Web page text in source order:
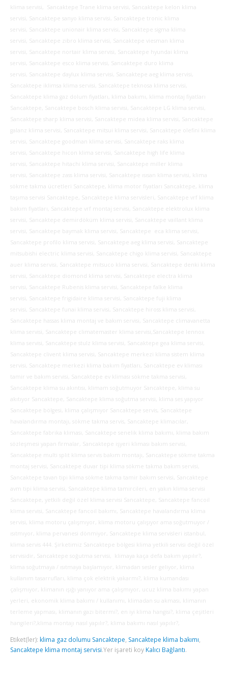
klima servisi, Sancaktepe Trane klima servisi, Sancaktepe kelon klima
servisi, Sancaktepe sanyo klima servisi, Sancaktepe tronic klima
servisi, Sancaktepe unionair klima servisi, Sancaktepe sigma klima
servisi, Sancaktepe zibro klima servisi, Sancaktepe viesman klima
servisi, Sancaktepe nortair klima servisi, Sancaktepe hyundai klima
servisi, Sancaktepe esco klima servisi, Sancaktepe duro klima
servisi, Sancaktepe daylux klima servisi, Sancaktepe aeg klima servisi,
Sancaktepe iklimsa klima servisi, Sancaktepe teknosa klima servisi,
Sancaktepe klima gaz dolum fiyatları, klima bakımı, klima montaj fiyatları
Sancaktepe, Sancaktepe bosch klima servisi, Sancaktepe LG klima servisi,
Sancaktepe sharp klima servisi, Sancaktepe midea klima servisi, Sancaktepe
galanz klima servisi, Sancaktepe mitsui klima servisi, Sancaktepe olefini klima
servisi, Sancaktepe goodman klima servisi, Sancaktepe raks klima
servisi, Sancaktepe hicon klima servisi, Sancaktepe high life klima
servisi, Sancaktepe hitachi klima servisi, Sancaktepe miller klima
servisi, Sancaktepe zass klima servisi, Sancaktepe ısısan klima servisi, klima
sökme takma ücretleri Sancaktepe, klima motor fiyatları Sancaktepe, klima
taşıma servisi Sancaktepe, Sancaktepe klima servisleri, Sancaktepe vrf klima
bakım fiyatları, Sancaktepe vrf montaj servisi, Sancaktepe elektrolux klima
servisi, Sancaktepe demirdöküm klima servisi, Sancaktepe vaillant klima
servisi, Sancaktepe baymak klima servisi, Sancaktepe eca klima servisi,
Sancaktepe profilo klima servisi, Sancaktepe aeg klima servisi, Sancaktepe
mitsubishi electric klima servisi, Sancaktepe chigo klima servisi, Sancaktepe
auer klima servisi, Sancaktepe mitsuco klima servisi, Sancaktepe denki klima
servisi, Sancaktepe diomond klima servisi, Sancaktepe electra klima
servisi, Sancaktepe Rubenis klima servisi, Sancaktepe falke klima
servisi, Sancaktepe frigidaire klima servisi, Sancaktepe fuji klima
servisi, Sancaktepe funai klima servisi, Sancaktepe hiross klima servisi,
Sancaktepe hassas klima montaj ve bakım servisi, Sancaktepe climavanetta
klima servisi, Sancaktepe climatemaster klima servisi,Sancaktepe lennox
klima servisi, Sancaktepe stulz klima servisi, Sancaktepe gea klima servisi,
Sancaktepe clivent klima servisi, Sancaktepe merkezi klima sistem klima
servisi, Sancaktepe merkezi klima bakım fiyatları, Sancaktepe ev kliması
tamir ve bakım servisi, Sancaktepe ev kliması sökme takma servisi,
Sancaktepe klima su akıntısı, klimam soğutmuyor Sancaktepe, klima su
akıtıyor Sancaktepe, Sancaktepe klima soğutma servisi, klima ses yapıyor
Sancaktepe bölgesi, klima çalışmıyor Sancaktepe servis, Sancaktepe
havalandırma montajı, sökme takma servis, Sancaktepe klimacılar,
Sancaktepe fabrika kliması, Sancaktepe senelik klima bakımı, klima bakım
sözleşmesi yapan firmalar, Sancaktepe işyeri kliması bakım servisi,
Sancaktepe multi split klima servis bakım montajı, Sancaktepe sökme takma
montaj servisi, Sancaktepe duvar tipi klima sökme takma bakım servisi,
Sancaktepe tavan tipi klima sökme takma tamir bakım servisi, Sancaktepe
avm tipi klima servisi, Sancaktepe klima tamircileri, en yakın klima servisi
Sancaktepe, yetkili değil özel klima servisi Sancaktepe, Sancaktepe fancoil
klima servisi, Sancaktepe fancoil bakımı, Sancaktepe havalandırma klima
servisi, klima motoru çalışmıyor, klima motoru çalışıyor ama soğutmuyor /
ısıtmıyor, klima pervanesi dönmiyor, Sancaktepe klima servisleri istanbul,
klima servis 444. Şirketimiz Sancaktepe bölgesi klima yetkili servisi değil özel
servisidir, Sancaktepe soğutma servisi, klimaya kaça defa bakım yapılır?,
klima soğutmaya / ısıtmaya başlamıyor, klimadan sesler geliyor, klima
kullanım tasarrufları, klima çok elektrik yakarmı?, klima kumandası
çalışmıyor, klimanın ışığı yanıyor ama çalışmıyor, ucuz klima bakımı yapan
yerleri, ekonomik klima bakımı / kullanımı, klimadan su akması, klimanın
terleme yapması, klimanın gazı bitermi?, en iyi klima hangisi?, klima çeşitleri
hangileri?,klima montajı nasıl yapılır?, klima bakımı nasıl yapılır?,
Etiket(ler): klima gaz dolumu Sancaktepe, Sancaktepe klima bakımı,
Sancaktepe klima montaj servisi.Yer işareti koy Kalıcı Bağlantı.